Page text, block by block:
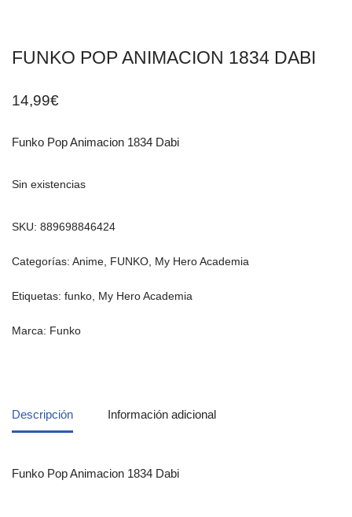
FUNKO POP ANIMACION 1834 DABI
14,99€
Funko Pop Animacion 1834 Dabi
Sin existencias
SKU: 889698846424
Categorías: Anime FUNKO My Hero Academia
Etiquetas: funko My Hero Academia
Marca: Funko
Descripción Información adicional
Funko Pop Animacion 1834 Dabi